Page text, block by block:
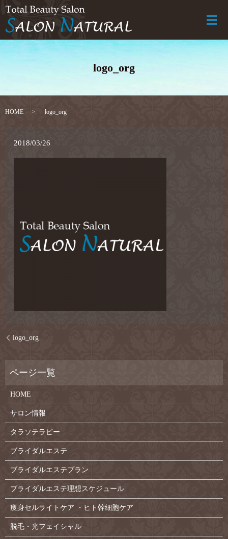
メ
logo_org
HOME logo_org
2018/03/26
logo_org
HOME
サロン情報
タラソテラピー
ブライダルエステ
ブライダルエステプラン
ブライダルエステ理想スケジュール
痩身セルライトケア ・ヒト幹細胞ケア
脱毛・光フェイシャル